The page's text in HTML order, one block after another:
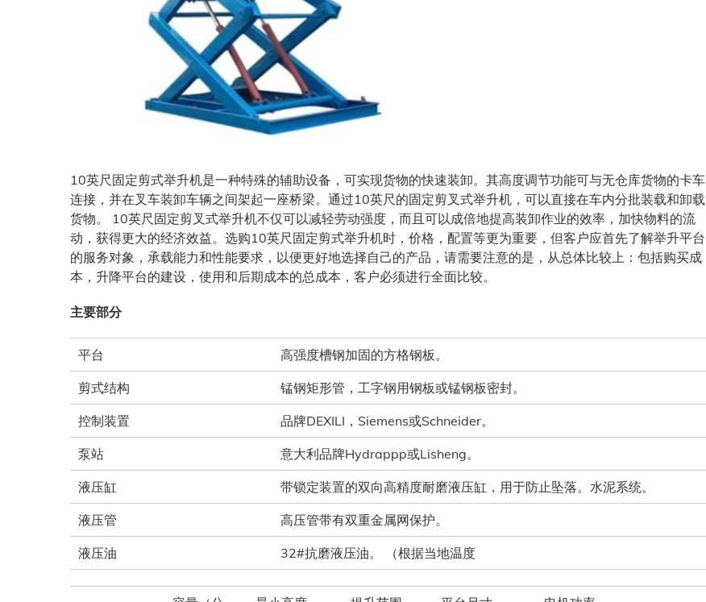
10英尺固定剪式举升机是一种特殊的辅助设备，可实现货物的快速装卸。其高度调节功能可与无仓库货物的卡车
连接，并在叉车装卸车辆之间架起一座桥梁。通过10英尺的固定剪叉式举升机，可以直接在车内分批装载和卸载
货物。 10英尺固定剪叉式举升机不仅可以减轻劳动强度，而且可以成倍地提高装卸作业的效率，加快物料的流
动，获得更大的经济效益。选购10英尺固定剪式举升机时，价格，配置等更为重要，但客户应首先了解举升平台
的服务对象，承载能力和性能要求，以便更好地选择自己的产品，请需要注意的是，从总体比较上：包括购买成
本，升降平台的建设，使用和后期成本的总成本，客户必须进行全面比较。
主要部分
平台 高强度槽钢加固的方格钢板。
剪式结构 锰钢矩形管，工字钢用钢板或锰钢板密封。
控制装置 品牌DEXILI，Siemens或Schneider。
泵站 意大利品牌Hydrappp或Lisheng。
液压缸 带锁定装置的双向高精度耐磨液压缸，用于防止坠落。水泥系统。
液压管 高压管带有双重金属网保护。
液压油 32#抗磨液压油。 （根据当地温度